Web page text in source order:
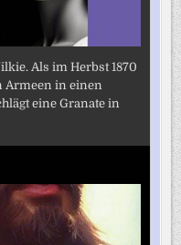
Als im Herbst 1870
Armeen in einen
eine Granate in